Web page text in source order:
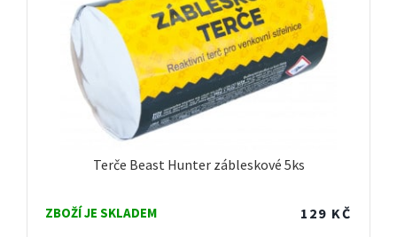
Terče Beast Hunter zábleskové 5ks
ZBOŽÍ JE SKLADEM 129 KČ